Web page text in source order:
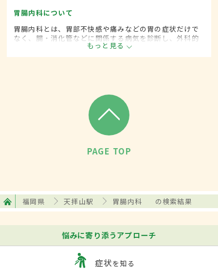
胃腸内科について
胃腸内科とは、胃部不快感や痛みなどの胃の症状だけで
なく、腸・消化管などに関係する病気を診断し、外科的
処置によらずに治療する内科の一領域です。平成20年4
月の制度改正前は、胃腸科と呼ばれていました。
もっと見る
PAGE TOP
福岡県 天拝山駅 胃腸内科 の検索結果
悩みに寄り添うアプローチ
症状を知る